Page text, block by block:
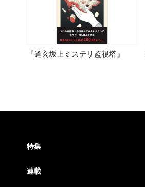
『道玄坂上ミステリ監視塔』
特集
連載